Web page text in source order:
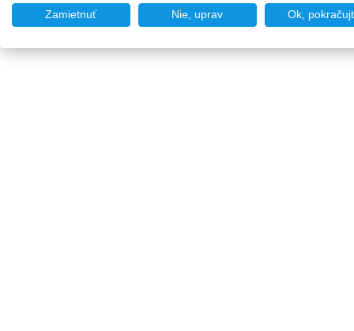
Zamietnuť Nie, uprav Ok,